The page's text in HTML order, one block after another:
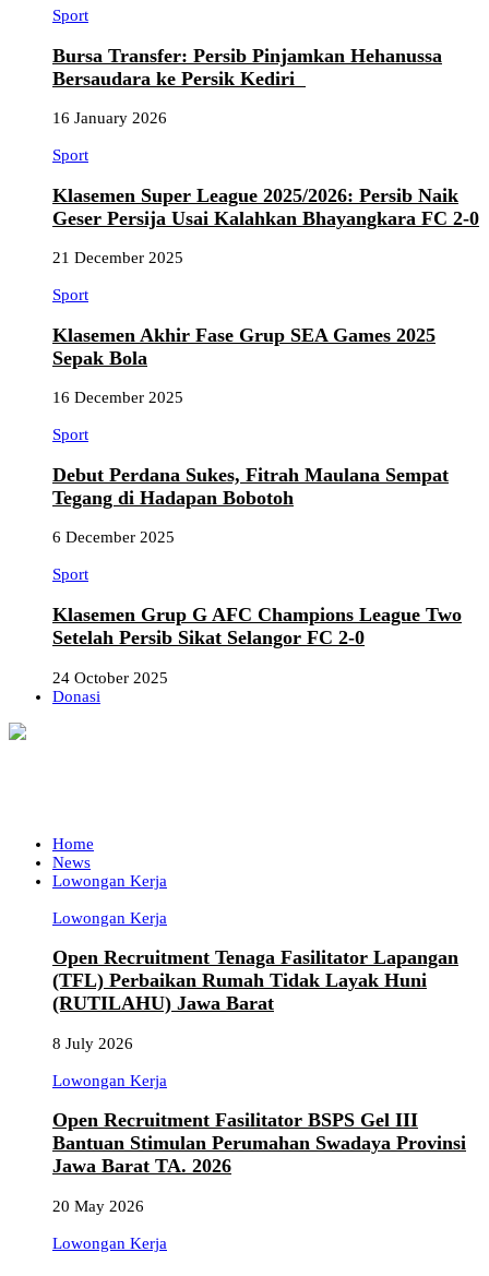
Sport
Bursa Transfer: Persib Pinjamkan Hehanussa
Bersaudara ke Persik Kediri
16 January 2026
Sport
Klasemen Super League 2025/2026: Persib Naik
Geser Persija Usai Kalahkan Bhayangkara FC 2-0
21 December 2025
Sport
Klasemen Akhir Fase Grup SEA Games 2025
Sepak Bola
16 December 2025
Sport
Debut Perdana Sukes, Fitrah Maulana Sempat
Tegang di Hadapan Bobotoh
6 December 2025
Sport
Klasemen Grup G AFC Champions League Two
Setelah Persib Sikat Selangor FC 2-0
24 October 2025
Donasi
Home
News
Lowongan Kerja
Lowongan Kerja
Open Recruitment Tenaga Fasilitator Lapangan
(TFL) Perbaikan Rumah Tidak Layak Huni
(RUTILAHU) Jawa Barat
8 July 2026
Lowongan Kerja
Open Recruitment Fasilitator BSPS Gel III
Bantuan Stimulan Perumahan Swadaya Provinsi
Jawa Barat TA. 2026
20 May 2026
Lowongan Kerja